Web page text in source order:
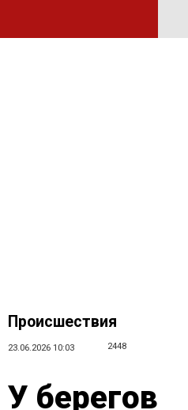
Происшествия
23.06.2026 10:03 2448
У берегов